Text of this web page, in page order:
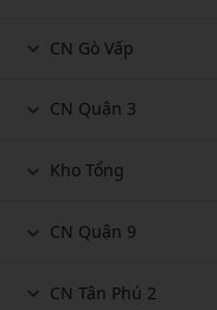
CN Gò Vấp
CN Quận 3
Kho Tổng
CN Quận 9
CN Tân Phú 2